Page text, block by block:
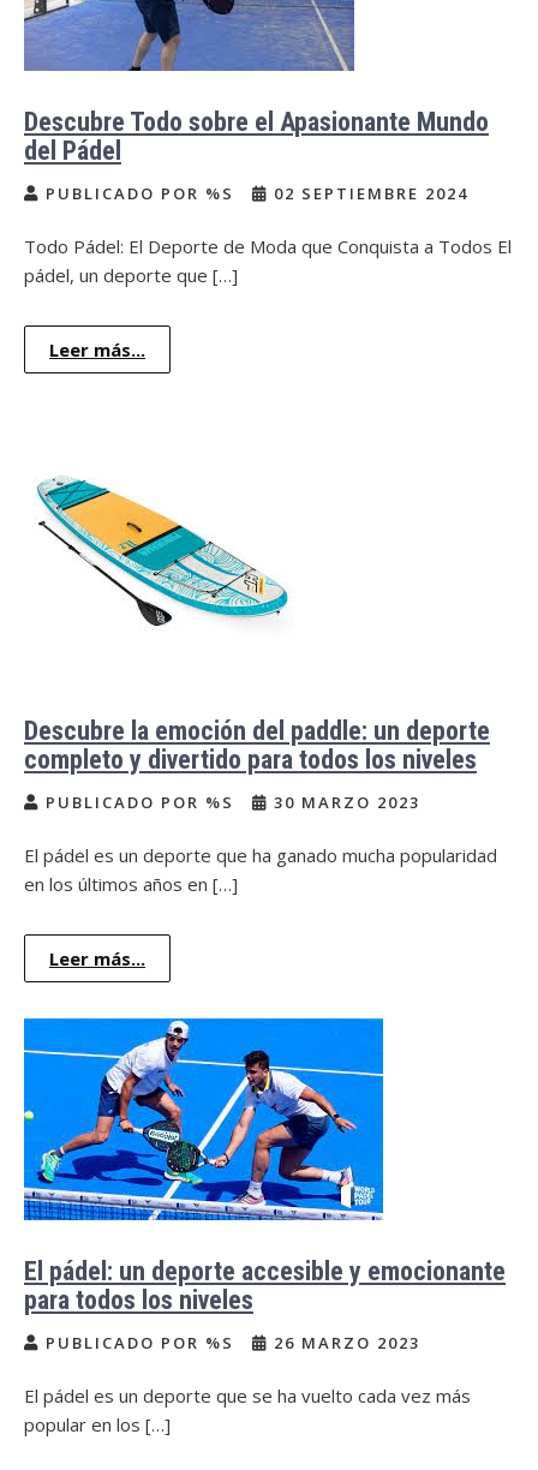
Descubre Todo sobre el Apasionante Mundo
del Pádel
PUBLICADO POR %S 02 SEPTIEMBRE 2024
Todo Pádel: El Deporte de Moda que Conquista a Todos El
pádel, un deporte que […]
Leer más...
Descubre la emoción del paddle: un deporte
completo y divertido para todos los niveles
PUBLICADO POR %S 30 MARZO 2023
El pádel es un deporte que ha ganado mucha popularidad
en los últimos años en […]
Leer más...
El pádel: un deporte accesible y emocionante
para todos los niveles
PUBLICADO POR %S 26 MARZO 2023
El pádel es un deporte que se ha vuelto cada vez más
popular en los […]